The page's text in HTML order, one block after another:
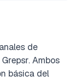
de
Ambos
básica del